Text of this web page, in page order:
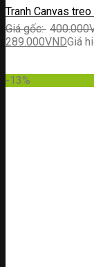
Tranh Canvas
400.000
289.000VNDGiá
-13%